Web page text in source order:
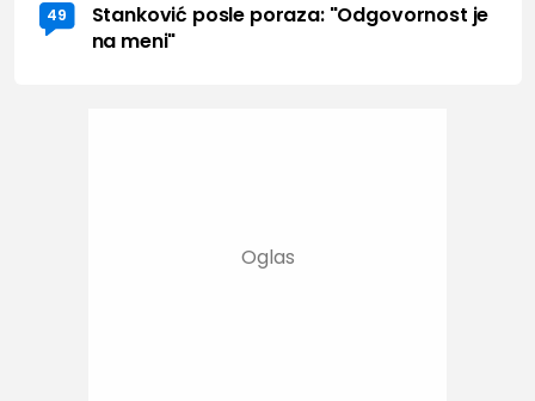
49
Stanković posle poraza: "Odgovornost je
na meni"